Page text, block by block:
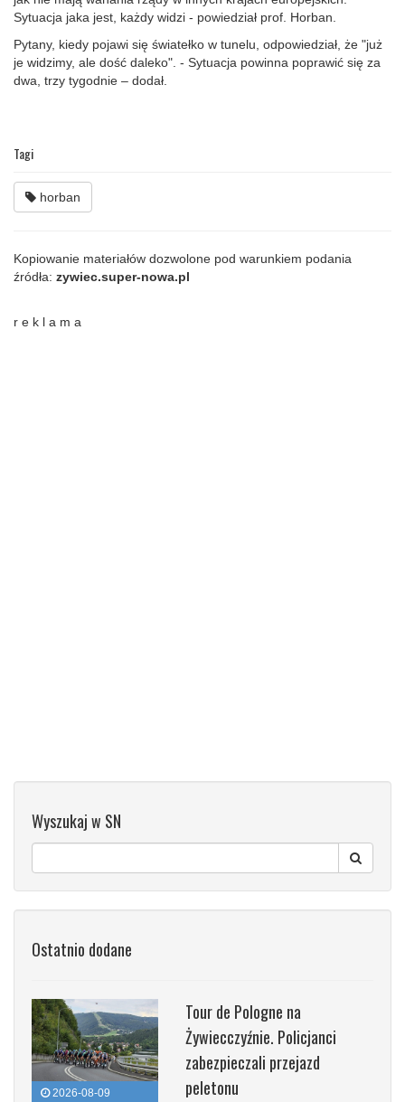
Sytuacja jaka jest, każdy widzi - powiedział prof. Horban.
Pytany, kiedy pojawi się światełko w tunelu, odpowiedział, że "już
je widzimy, ale dość daleko". - Sytuacja powinna poprawić się za
dwa, trzy tygodnie – dodał.
Tagi
horban
Kopiowanie materiałów dozwolone pod warunkiem podania
źródła: zywiec.super-nowa.pl
r e k l a m a
Wyszukaj w SN
Ostatnio dodane
2026-08-09
Tour de Pologne na
Żywiecczyźnie. Policjanci
zabezpieczali przejazd
peletonu